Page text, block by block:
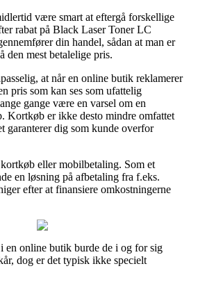
være smart at eftergå forskellige
rabat på Black Laser Toner LC
din handel, sådan at man er
den mest betalelige pris.
at når en online butik reklamerer
pris som kan ses som ufattelig
gange være en varsel om en
Kortkøb er ikke desto mindre omfattet
garanterer dig som kunde overfor
eller mobilbetaling. Som et
en løsning på afbetaling fra f.eks.
efter at finansiere omkostningerne
en online butik burde de i og for sig
dog er det typisk ikke specielt